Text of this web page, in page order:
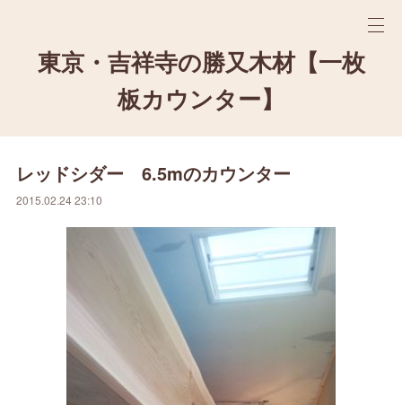
東京・吉祥寺の勝又木材【一枚
板カウンター】
レッドシダー 6.5mのカウンター
2015.02.24 23:10